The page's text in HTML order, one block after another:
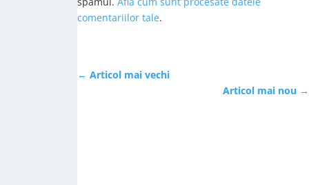
comentariilor tale.
← Articol mai vechi
Articol mai nou →